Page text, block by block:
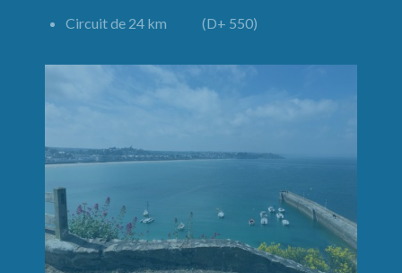
Circuit de 24 km (D+ 550)